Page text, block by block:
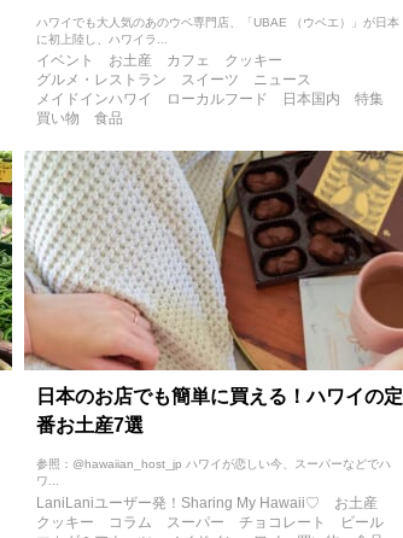
ハワイでも大人気のあのウベ専門店、「UBAE （ウベエ）」が日本
に初上陸し、ハワイラ...
イベント お土産 カフェ
クッキー
グルメ・レストラン
スイーツ
ニュース
メイドインハワイ
ローカルフード 日本国内
特集
買い物
食品
日本のお店でも簡単に買える！ハワイの定
番お土産7選
参照：@hawaiian_host_jp ハワイが恋しい今、スーパーなどでハ
ワ...
LaniLaniユーザー発！Sharing My Hawaii♡
お土産
クッキー
コラム スーパー チョコレート
ビール